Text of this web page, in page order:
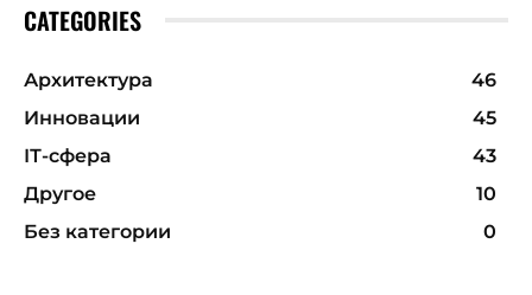
CATEGORIES
Архитектура
46
Инновации
45
ІТ-сфера
43
Другое
10
Без категории
0